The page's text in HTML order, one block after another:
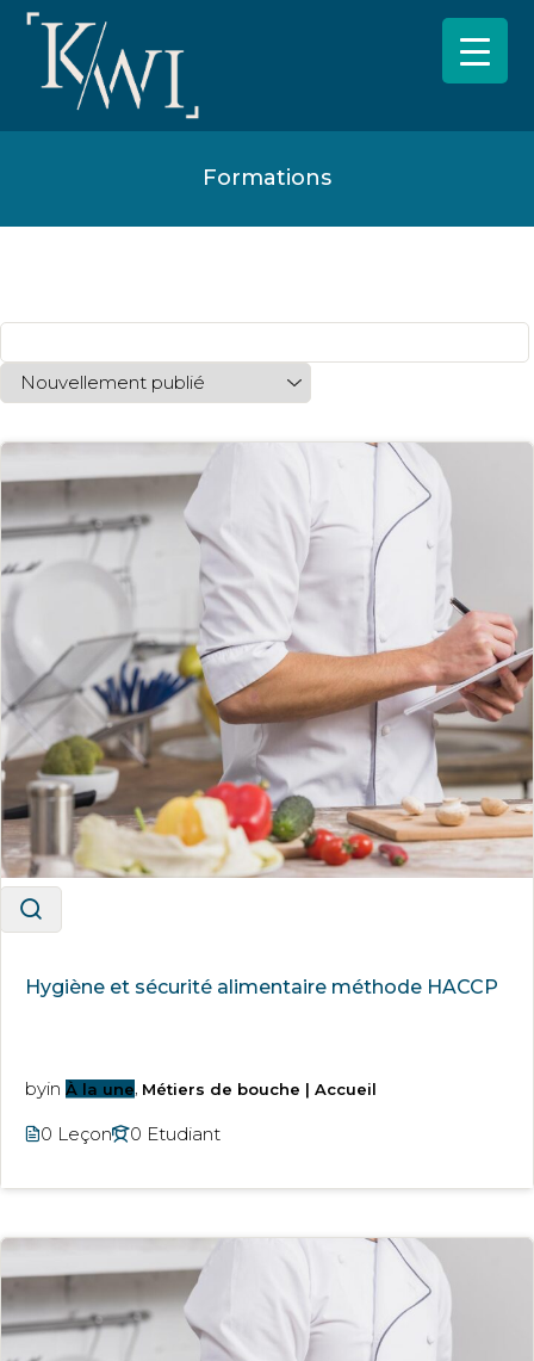
Formations
Hygiène et sécurité alimentaire méthode HACCP
byin À la une, Métiers de bouche | Accueil
0 Leçon 0 Etudiant